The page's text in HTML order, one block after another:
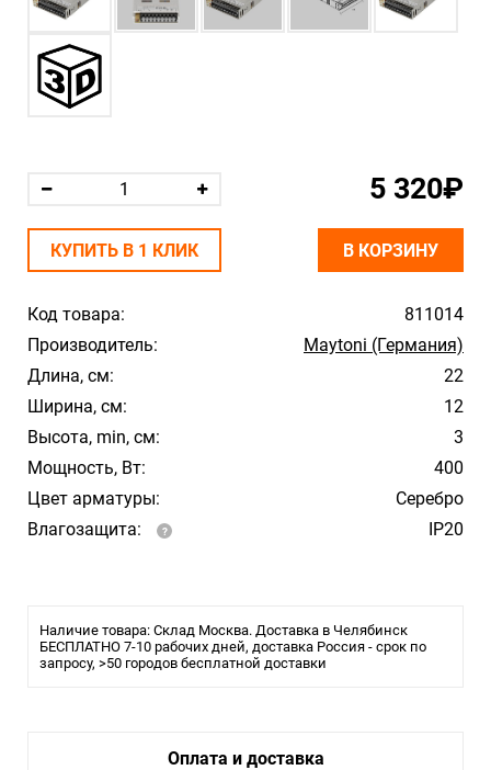
Код товара:
811014
Производитель:
Maytoni (Германия)
Длина, см:
22
Ширина, см:
12
Высота, min, см:
3
Мощность, Вт:
400
Цвет арматуры:
Серебро
Влагозащита:
IP20
Наличие товара: Склад Москва. Доставка в Челябинск
БЕСПЛАТНО 7-10 рабочих дней, доставка Россия - срок по
запросу, >50 городов бесплатной доставки
5 320₽
КУПИТЬ В 1 КЛИК В КОРЗИНУ
Оплата и доставка